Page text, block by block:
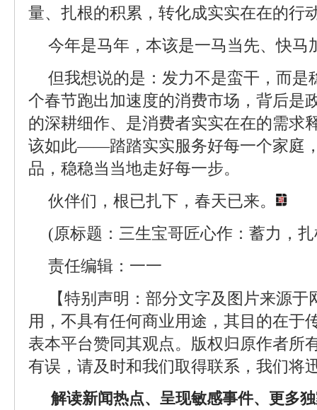
量、扎根的积累，转化成实实在在的行
今年是马年，本该是一马当先、快马
但我想说的是：发力不是蛮干，而是
个春节跑出加速度的消费市场，背后是
的深耕细作、是消费者实实在在的需求
该如此——踏踏实实服务好每一个家庭
品，稳稳当当地走好每一步。
伙伴们，根已扎下，春天已来。
(原标题：三生宝哥匠心作：蓄力，
责任编辑：一一
【特别声明：部分文字及图片来源
用，不具有任何商业用途，其目的在于
表本平台赞同其观点。版权归原作者所
有误，请及时和我们取得联系，我们将
解读新闻热点、呈现敏感事件、更多